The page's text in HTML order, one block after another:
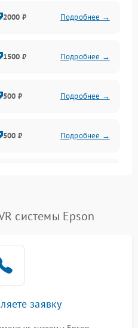
2000 ₽ Подробнее →
1500 ₽ Подробнее →
500 ₽ Подробнее →
500 ₽ Подробнее →
500 ₽ Подробнее →
1000 ₽
1000 ₽
системы Epson
заявку